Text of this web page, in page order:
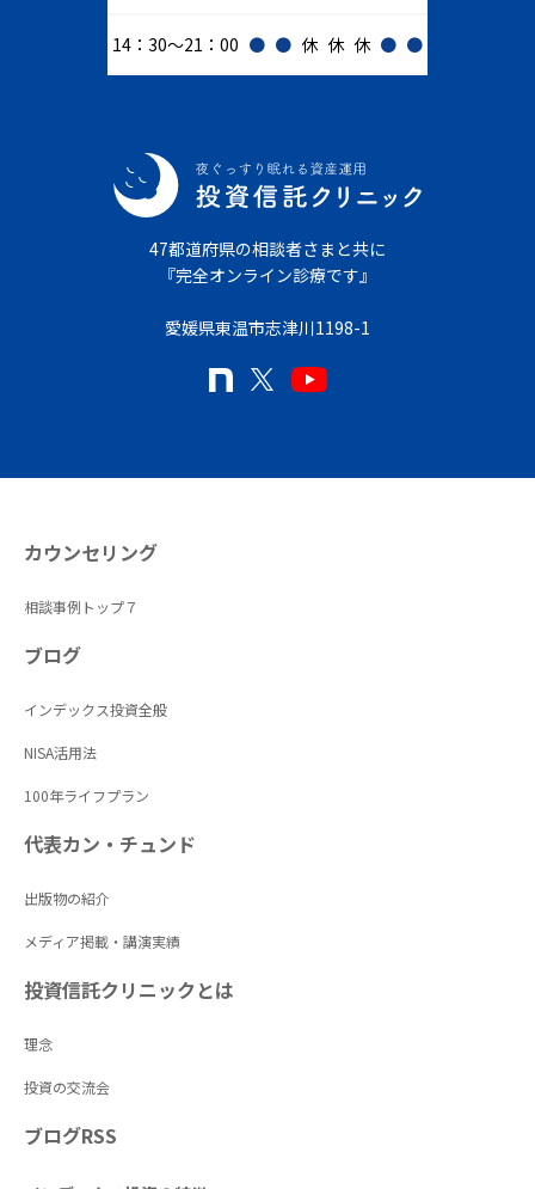
14：30～21：00 ● ● 休 休 休 ● ●
47都道府県の相談者さまと共に
『完全オンライン診療です』
愛媛県東温市志津川1198-1
カウンセリング
相談事例トップ７
ブログ
インデックス投資全般
NISA活用法
100年ライフプラン
代表カン・チュンド
出版物の紹介
メディア掲載・講演実績
投資信託クリニックとは
理念
投資の交流会
ブログRSS